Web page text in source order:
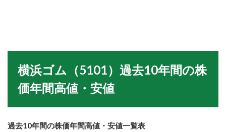
横浜ゴム（5101）過去10年間の株
価年間高値・安値
過去10年間の株価年間高値・安値一覧表